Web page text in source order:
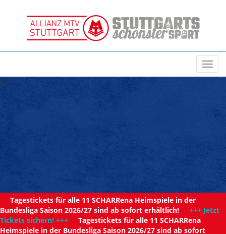
11
Tagestickets für alle 11 SCHARRena Heimspiele in der
Bundesliga Saison 2026/27 sind ab sofort erhältlich! +++ Jetzt
Tickets sichern! +++ Tagestickets für alle 11 SCHARRena
Heimspiele in der Bundesliga Saison 2026/27 sind ab sofort